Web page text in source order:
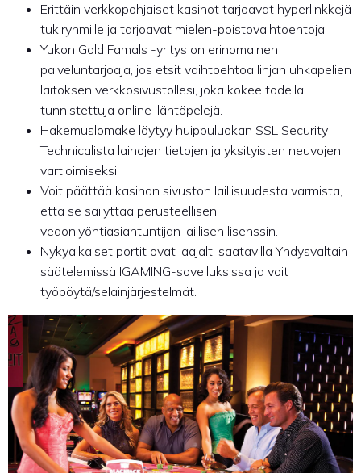
Erittäin verkkopohjaiset kasinot tarjoavat hyperlinkkejä
tukiryhmille ja tarjoavat mielen-poistovaihtoehtoja.
Yukon Gold Famals -yritys on erinomainen
palveluntarjoaja, jos etsit vaihtoehtoa linjan uhkapelien
laitoksen verkkosivustollesi, joka kokee todella
tunnistettuja online-lähtöpelejä.
Hakemuslomake löytyy huippuluokan SSL Security
Technicalista lainojen tietojen ja yksityisten neuvojen
vartioimiseksi.
Voit päättää kasinon sivuston laillisuudesta varmista,
että se säilyttää perusteellisen
vedonlyöntiasiantuntijan laillisen lisenssin.
Nykyaikaiset portit ovat laajalti saatavilla Yhdysvaltain
säätelemissä IGAMING-sovelluksissa ja voit
työpöytä/selainjärjestelmät.